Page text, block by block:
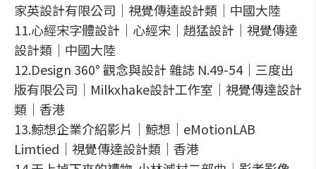
家英設計有限公司｜視覺傳達設計類｜中國大陸
11.心經宋字體設計｜心經宋｜趙猛設計｜視覺傳達
設計類｜中國大陸
12.Design 360° 觀念與設計 雜誌 N.49-54｜三度出
版有限公司｜Milkxhake設計工作室｜視覺傳達設計
類｜香港
13.鯨想企業介紹影片｜鯨想｜eMotionLAB
Limtied｜視覺傳達設計類｜香港